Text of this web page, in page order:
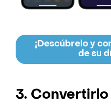
¡Descúbrelo y
de su
3. Convertirlo